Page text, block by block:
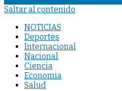
Saltar al contenido
NOTICIAS
Deportes
Internacional
Nacional
Ciencia
Economia
Salud